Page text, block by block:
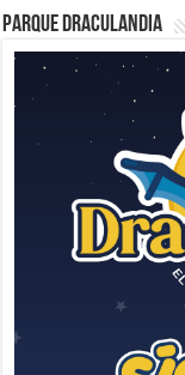
Parque Draculandia